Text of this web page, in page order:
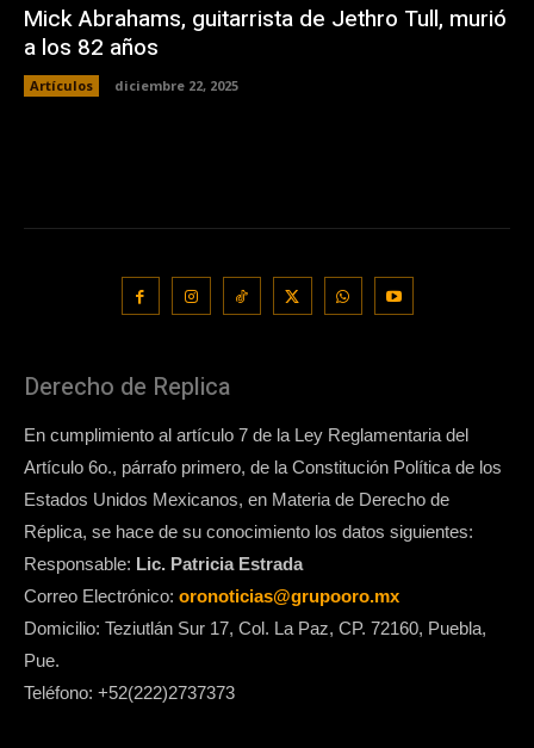
Mick Abrahams, guitarrista de Jethro Tull, murió
a los 82 años
Artículos diciembre 22, 2025
Derecho de Replica
En cumplimiento al artículo 7 de la Ley Reglamentaria del
Artículo 6o., párrafo primero, de la Constitución Política de los
Estados Unidos Mexicanos, en Materia de Derecho de
Réplica, se hace de su conocimiento los datos siguientes:
Responsable: Lic. Patricia Estrada
Correo Electrónico: oronoticias@grupooro.mx
Domicilio: Teziutlán Sur 17, Col. La Paz, CP. 72160, Puebla,
Pue.
Teléfono: +52(222)2737373